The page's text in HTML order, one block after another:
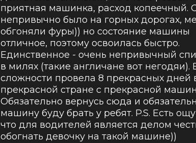
приятная машинка, расход копеечный.
непривычно было на горных дорогах,
обгоняли фуры)) но состояние машины
отличное, поэтому освоилась быстро.
Единственное - очень непривычный
в милях (такие англичане вот негодяи).
сложности провела 8 прекрасных дней
прекрасной стране с прекрасной
Обязательно вернусь сюда и
машину буду брать у ребят. P.S. Есть
что для водителей является делом
обогнать девочку на такой машине))